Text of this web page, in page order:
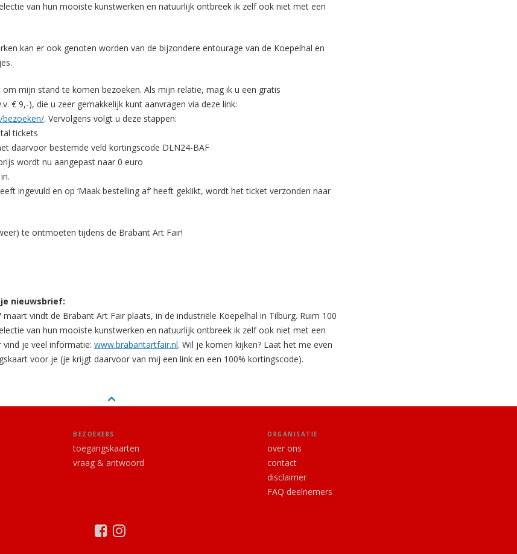
van hun mooiste kunstwerken en natuurlijk ontbreek ik zelf ook niet met een
kan er ook genoten worden van de bijzondere entourage van de Koepelhal en
mijn stand te komen bezoeken. Als mijn relatie, mag ik u een gratis
€ 9,-), die u zeer gemakkelijk kunt aanvragen via deze link:
. Vervolgens volgt u deze stappen:
tickets
daarvoor bestemde veld kortingscode DLN24-BAF
wordt nu aangepast naar 0 euro
ingevuld en op ‘Maak bestelling af’ heeft geklikt, wordt het ticket verzonden naar
te ontmoeten tijdens de Brabant Art Fair!
nieuwsbrief:
vindt de Brabant Art Fair plaats, in de industriële Koepelhal in Tilburg. Ruim 100
van hun mooiste kunstwerken en natuurlijk ontbreek ik zelf ook niet met een
vind je veel informatie: www.brabantartfair.nl. Wil je komen kijken? Laat het me even
voor je (je krijgt daarvoor van mij een link en een 100% kortingscode).
BEZOEKERS
toegangskaarten
vraag & antwoord
ORGANISATIE
over ons
contact
disclaimer
FAQ deelnemers
facebookinstagram